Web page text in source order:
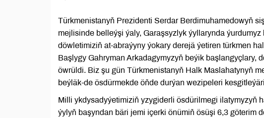
Türkmenistanyň Prezidenti Serdar Berdimuhamedowyň
mejlisinde belleýşi ýaly, Garaşsyzlyk ýyllarynda
döwletimiziň at-abraýyny ýokary derejä ýetiren türkmen
Başlygy Gahryman Arkadagymyzyň beýik başlangyçlary,
öwrüldi. Biz şu gün Türkmenistanyň Halk Maslahatynyň
beýläk-de ösdürmekde öňde durýan wezipeleri
Milli ykdysadyýetimiziň yzygiderli ösdürilmegi ilatymyzyň
ýylyň başyndan bäri jemi içerki önümiň ösüşi 6,3 göterim